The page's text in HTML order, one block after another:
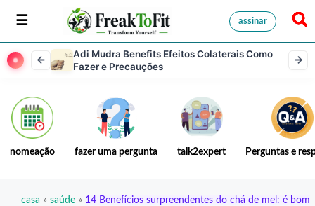
assinar
Adi Mudra Benefits Efeitos Colaterais Como
Fazer e Precauções
nomeação fazer uma pergunta talk2expert Perguntas e
casa » saúde » 14 Benefícios surpreendentes do chá de mel: é bom